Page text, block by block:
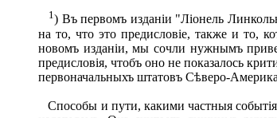
1) Въ первомъ изданіи "Ліонель
на то, что это предисловіе, также и то,
новомъ изданіи, мы сочли нужнымъ
предисловія, чтобъ оно не показалось
первоначальныхъ штатовъ Сѣверо-
Способы и пути, какими частныя